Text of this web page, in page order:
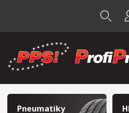
Pneumatiky